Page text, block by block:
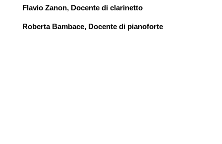
Flavio Zanon, Docente di clarinetto
Roberta Bambace, Docente di pianoforte